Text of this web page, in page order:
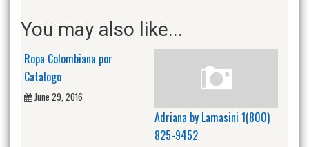
You may also like...
Ropa Colombiana por
Catalogo
June 29, 2016
Adriana by Lamasini 1(800)
825-9452